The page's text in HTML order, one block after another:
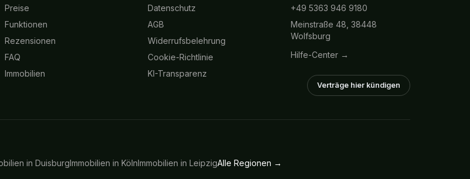
Preise
Funktionen
Rezensionen
FAQ
Immobilien
Datenschutz
AGB
Widerrufsbelehrung
Cookie-Richtlinie
KI-Transparenz
+49 5363 946 9180
Meinstraße 48, 38448
Wolfsburg
Hilfe-Center →
Verträge hier kündigen
in DuisburgImmobilien in KölnImmobilien in LeipzigAlle Regionen →